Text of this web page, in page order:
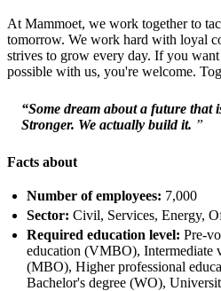
At Mammoet, we work together to
tomorrow. We work hard with loyal
strives to grow every day. If you
possible with us, you're welcome.
“Some dream about a future that
Stronger. We actually build it. ”
Facts about
Number of employees: 7,000
Sector: Civil, Services, Energy,
Required education level: Pre-
education (VMBO), Intermediate
(MBO), Higher professional
Bachelor's degree (WO),